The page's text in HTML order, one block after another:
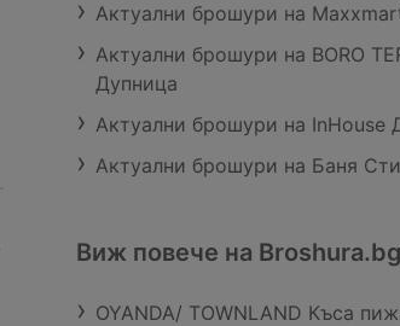
Актуални брошури на
Актуални брошури на BORO
Дупница
Актуални брошури на InHouse
Актуални брошури на Баня
Виж повече на Broshura.bg
OYANDA/ TOWNLAND Къса